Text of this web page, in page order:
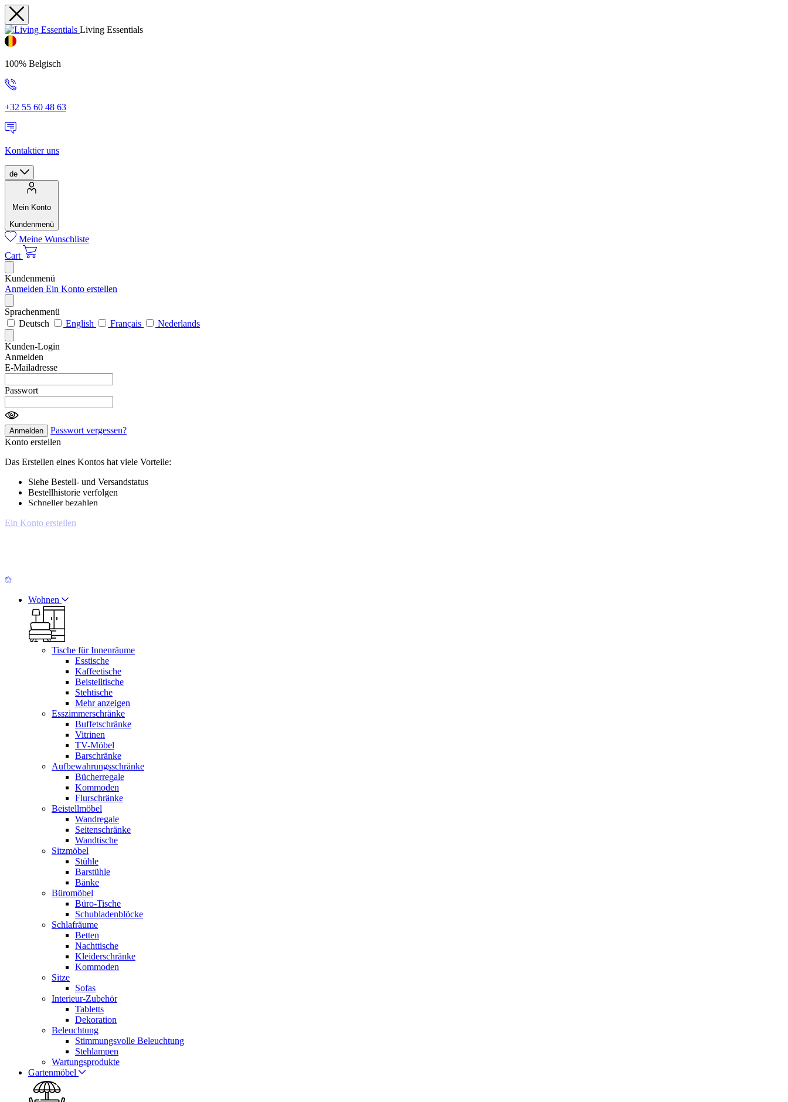
Living Essentials
100% Belgisch
+32 55 60 48 63
Kontaktier uns
de
Mein Konto
Kundenmenü
Meine Wunschliste
Cart
Kundenmenü
Anmelden Ein Konto erstellen
Sprachenmenü
Deutsch
English Français Nederlands
Kunden-Login
Anmelden
E-Mailadresse
Passwort
Anmelden
Passwort vergessen?
Konto erstellen
Das Erstellen eines Kontos hat viele Vorteile:
Siehe Bestell- und Versandstatus
Bestellhistorie verfolgen
Schneller bezahlen
Ein Konto erstellen
Wohnen
Tische für Innenräume
Esstische
Kaffeetische
Beistelltische
Stehtische
Mehr anzeigen
Esszimmerschränke
Buffetschränke
Vitrinen
TV-Möbel
Barschränke
Aufbewahrungsschränke
Bücherregale
Kommoden
Flurschränke
Beistellmöbel
Wandregale
Seitenschränke
Wandtische
Sitzmöbel
Stühle
Barstühle
Bänke
Büromöbel
Büro-Tische
Schubladenblöcke
Schlafräume
Betten
Nachttische
Kleiderschränke
Kommoden
Sitze
Sofas
Interieur-Zubehör
Tabletts
Dekoration
Beleuchtung
Stimmungsvolle Beleuchtung
Stehlampen
Wartungsprodukte
Gartenmöbel